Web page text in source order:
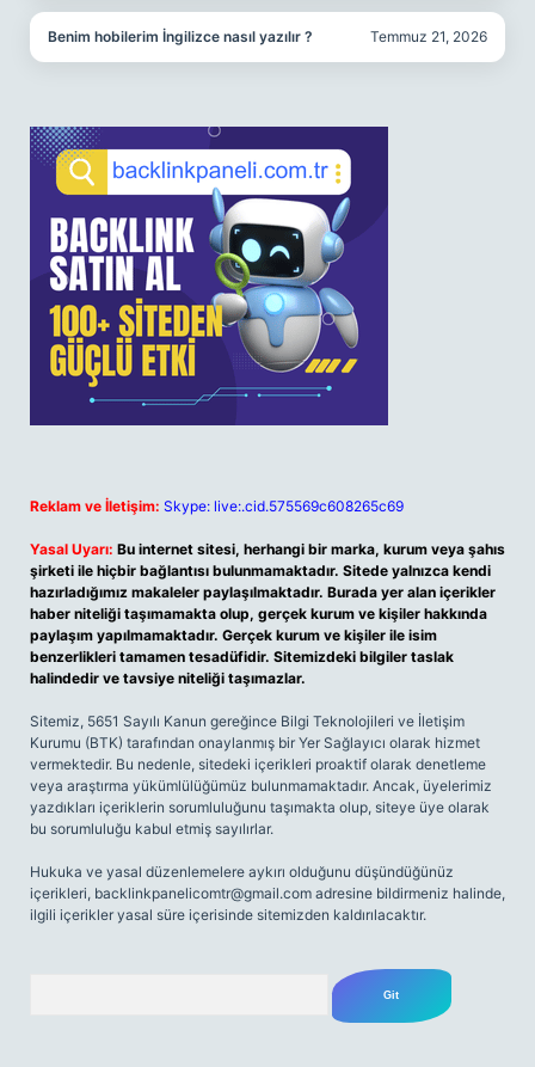
Benim hobilerim İngilizce nasıl yazılır ? Temmuz 21, 2026
Reklam ve İletişim: Skype: live:.cid.575569c608265c69
Yasal Uyarı: Bu internet sitesi, herhangi bir marka, kurum veya şahıs
şirketi ile hiçbir bağlantısı bulunmamaktadır. Sitede yalnızca kendi
hazırladığımız makaleler paylaşılmaktadır. Burada yer alan içerikler
haber niteliği taşımamakta olup, gerçek kurum ve kişiler hakkında
paylaşım yapılmamaktadır. Gerçek kurum ve kişiler ile isim
benzerlikleri tamamen tesadüfidir. Sitemizdeki bilgiler taslak
halindedir ve tavsiye niteliği taşımazlar.
Sitemiz, 5651 Sayılı Kanun gereğince Bilgi Teknolojileri ve İletişim
Kurumu (BTK) tarafından onaylanmış bir Yer Sağlayıcı olarak hizmet
vermektedir. Bu nedenle, sitedeki içerikleri proaktif olarak denetleme
veya araştırma yükümlülüğümüz bulunmamaktadır. Ancak, üyelerimiz
yazdıkları içeriklerin sorumluluğunu taşımakta olup, siteye üye olarak
bu sorumluluğu kabul etmiş sayılırlar.
Hukuka ve yasal düzenlemelere aykırı olduğunu düşündüğünüz
içerikleri, backlinkpanelicomtr@gmail.com adresine bildirmeniz halinde,
ilgili içerikler yasal süre içerisinde sitemizden kaldırılacaktır.